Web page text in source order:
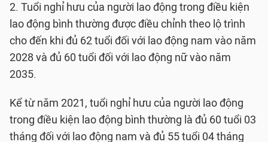
2. Tuổi nghỉ hưu của người lao động trong điều kiện
lao động bình thường được điều chỉnh theo lộ trình
cho đến khi đủ 62 tuổi đối với lao động nam vào năm
2028 và đủ 60 tuổi đối với lao động nữ vào năm
2035.
Kể từ năm 2021, tuổi nghỉ hưu của người lao động
trong điều kiện lao động bình thường là đủ 60 tuổi 03
tháng đối với lao động nam và đủ 55 tuổi 04 tháng